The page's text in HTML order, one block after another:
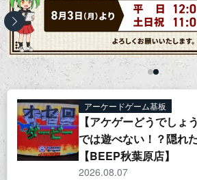
アーケードゲーム基板
【アケゲーどうでしょ
では遊べない！？隠れ
【BEEP秋葉原店】
2026.08.07